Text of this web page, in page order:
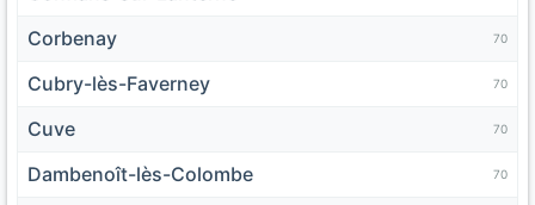
Corbenay 70
Cubry-lès-Faverney 70
Cuve 70
Dambenoît-lès-Colombe 70